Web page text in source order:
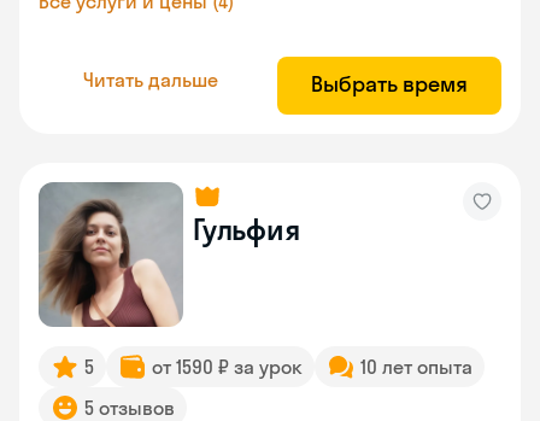
Читать дальше Выбрать время
Гульфия
5 от 1590 ₽ за урок
10 лет опыта
5 отзывов